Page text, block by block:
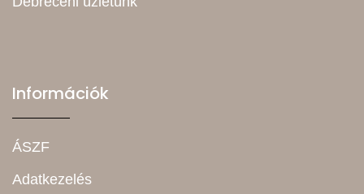
Információk
ÁSZF
Adatkezelés